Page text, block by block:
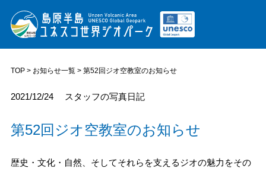
TOP> お知らせ一覧> 第52回ジオ空教室のお知らせ
2021/12/24 スタッフの写真日記
第52回ジオ空教室のお知らせ
歴史・文化・自然、そしてそれらを支えるジオの魅力をその